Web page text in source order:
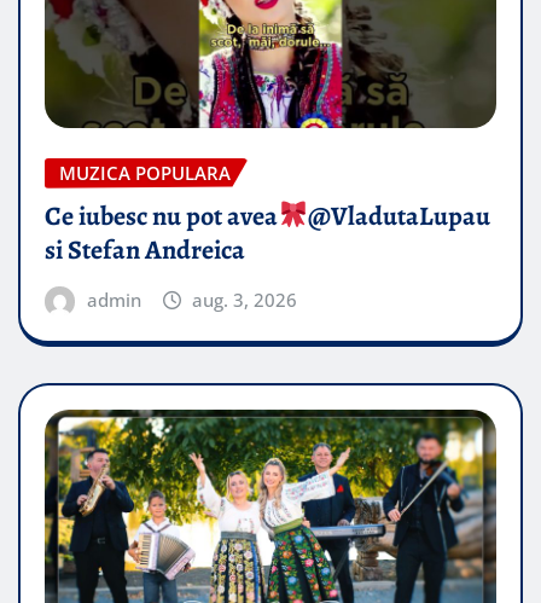
MUZICA POPULARA
Ce iubesc nu pot avea
​@VladutaLupau
si Stefan Andreica
admin aug. 3, 2026